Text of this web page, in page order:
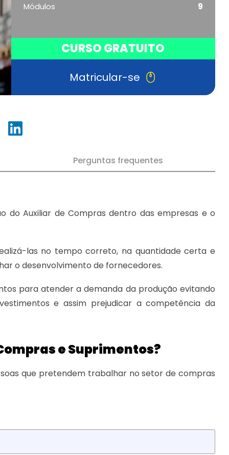
Módulos
9
CURSO GRATUITO
Matricular-se
Perguntas frequentes
Auxiliar de Compras dentro das empresas e o
las no tempo correto, na quantidade certa e
o desenvolvimento de fornecedores.
para atender a demanda da produção evitando
e assim prejudicar a competência da
e Suprimentos?
que pretendem trabalhar no setor de compras